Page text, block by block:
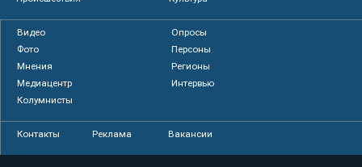
Видео
Опросы
Фото
Персоны
Мнения
Регионы
Медиацентр
Интервью
Колумнисты
Контакты Реклама Вакансии